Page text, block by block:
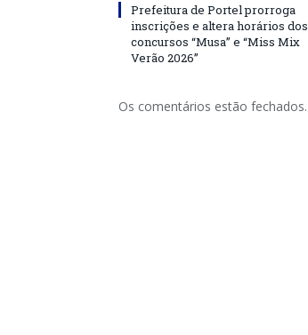
Prefeitura de Portel prorroga
inscrições e altera horários dos
concursos “Musa” e “Miss Mix
Verão 2026”
Os comentários estão fechados.